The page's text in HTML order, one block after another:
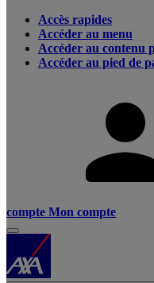
Accès rapides
Accéder au menu
Accéder au contenu
Accéder au pied de
compte Mon compte